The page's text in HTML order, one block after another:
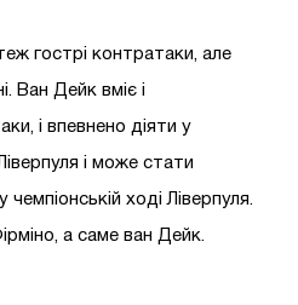
гострі контратаки, але
Ван Дейк вміє і
і впевнено діяти у
і може стати
ході Ліверпуля.
а саме ван Дейк.